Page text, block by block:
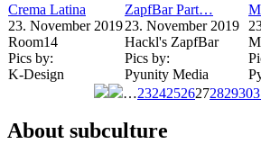
Crema Latina
23. November 2019
Room14
Pics by:
K-Design
ZapfBar Part…
23. November 2019
Hackl's ZapfBar
Pics by:
Pyunity Media
…2324252627282930
About subculture